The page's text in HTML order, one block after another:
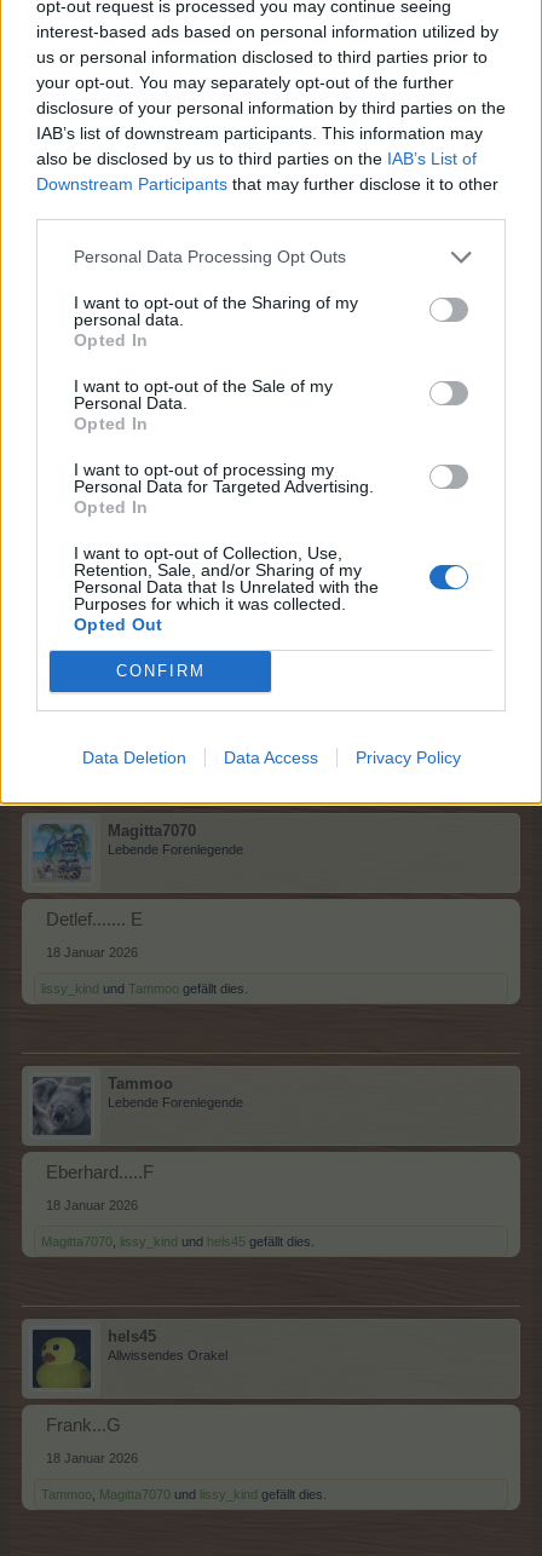
opt-out request is processed you may continue seeing
interest-based ads based on personal information utilized by
us or personal information disclosed to third parties prior to
your opt-out. You may separately opt-out of the further
disclosure of your personal information by third parties on the
IAB’s list of downstream participants. This information may
also be disclosed by us to third parties on the IAB’s List of
Downstream Participants that may further disclose it to other
Personal Data Processing Opt Outs
I want to opt-out of the Sharing of my
personal data.
Opted In
I want to opt-out of the Sale of my
Personal Data.
Opted In
I want to opt-out of processing my
Personal Data for Targeted Advertising.
Opted In
I want to opt-out of Collection, Use,
Retention, Sale, and/or Sharing of my
Personal Data that Is Unrelated with the
Purposes for which it was collected.
Opted Out
CONFIRM
Data Deletion Data Access Privacy Policy
hels45
Allwissendes Orakel
Achim...B
18 Januar 2026
Magitta7070
Lebende Forenlegende
Burkhard.........C
lissy_kindundTammoogefällt dies.
Tammoo
Lebende Forenlegende
Clemens...D
Magitta7070
Lebende Forenlegende
Detlef....... E
18 Januar 2026
lissy_kind und Tammoo gefällt dies.
Tammoo
Lebende Forenlegende
Eberhard.....F
18 Januar 2026
Magitta7070 lissy_kind und hels45 gefällt dies.
hels45
Allwissendes Orakel
Frank...G
18 Januar 2026
Tammoo Magitta7070 und lissy_kind gefällt dies.